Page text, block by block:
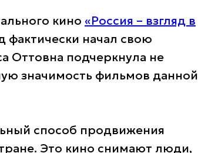
кино «Россия – взгляд в
фактически начал свою
Оттовна подчеркнула не
значимость фильмов данной
способ продвижения
Это кино снимают люди,